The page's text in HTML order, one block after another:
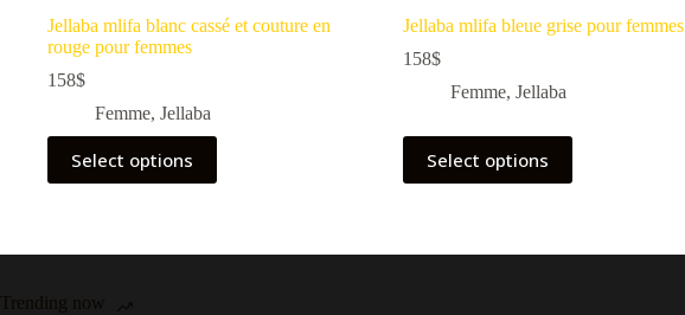
Jellaba mlifa blanc cassé et couture en
rouge pour femmes
158$
Femme, Jellaba
Select options
Jellaba mlifa bleue grise pour femmes
158$
Femme, Jellaba
Select options
Trending now